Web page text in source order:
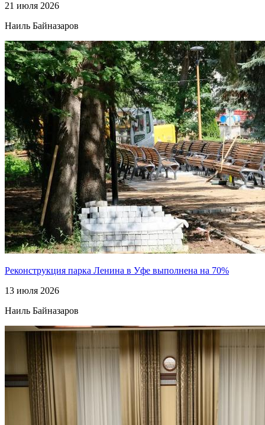
21 июля 2026
Наиль Байназаров
Реконструкция парка Ленина в Уфе выполнена на 70%
13 июля 2026
Наиль Байназаров